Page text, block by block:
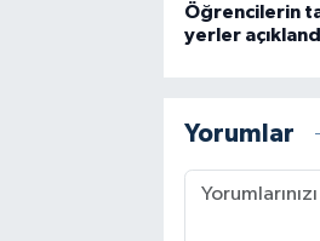
Öğrencilerin
yerler
Yorumlar